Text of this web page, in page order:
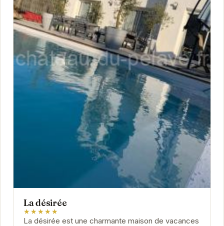
La désirée
★★★★★
La désirée est une charmante maison de vacances